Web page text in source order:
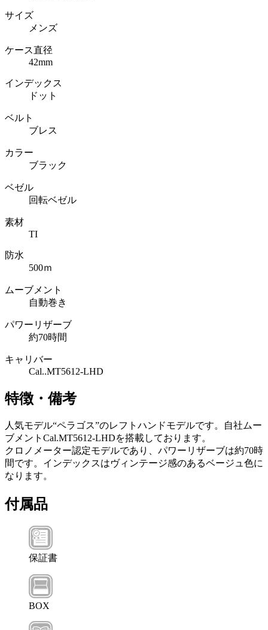
サイズ
メンズ
ケース直径
42mm
インデックス
ドット
ベルト
ブレス
カラー
ブラック
ベゼル
回転ベゼル
素材
TI
防水
500ｍ
ムーブメント
自動巻き
パワーリザーブ
約70時間
キャリバー
Cal..MT5612-LHD
特徴・備考
人気モデル“ペラゴス”のレフトハンドモデルです。自社ムー
ブメントCal.MT5612-LHDを搭載しております。
クロノメーター認定モデルであり、パワーリザーブは約70時
間です。インデックスはヴィンテージ感のあるベージュ色に
なります。
付属品
保証書
BOX